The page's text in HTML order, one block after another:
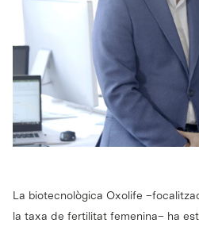
La biotecnològica Oxolife
la taxa de fertilitat femenina– ha